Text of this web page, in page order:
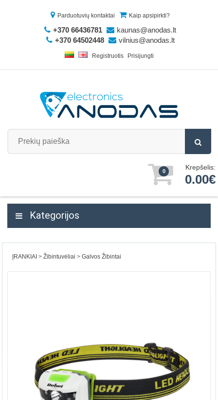
Parduotuvių kontaktai Kaip apsipirkti?
+370 66436781
kaunas@anodas.lt
+370 64502448
vilnius@anodas.lt
Registruotis Prisijungti
0 Krepšelis:
0.00€
Kategorijos
ĮRANKIAI Žibintuvėliai Galvos Žibintai